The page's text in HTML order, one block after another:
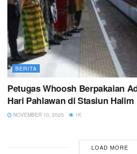
BERITA
Petugas Whoosh Berpakaian
Hari Pahlawan di Stasiun Halim
NOVEMBER 10, 2025 1K
LOAD MORE